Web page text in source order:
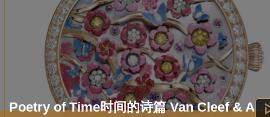
Poetry of Time时间的诗篇 Van Cleef & Arpels梵克雅宝全新时计臻品